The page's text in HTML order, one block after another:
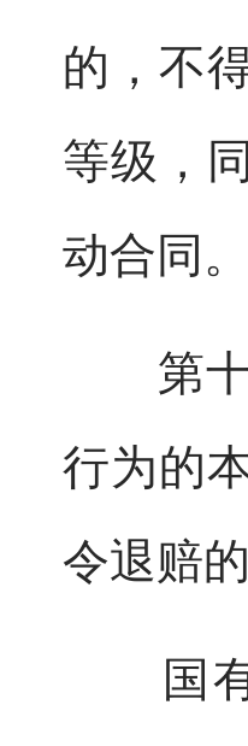
的，不
等级，
动合同。
第十
行为的
令退赔
国有